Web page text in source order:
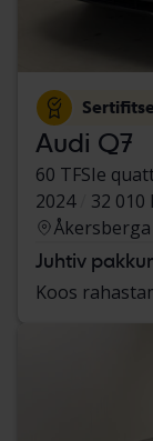
Audi Q7
60 TFSIe
2024
32 010
Juhtiv
Koos